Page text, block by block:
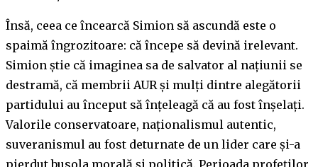
Însă, ceea ce încearcă Simion să ascundă este o
spaimă îngrozitoare: că începe să devină irelevant.
Simion ştie că imaginea sa de salvator al naţiunii se
destramă, că membrii AUR şi mulţi dintre alegătorii
partidului au început să înţeleagă că au fost înşelaţi.
Valorile conservatoare, naţionalismul autentic,
suveranismul au fost deturnate de un lider care şi-a
pierdut busola morală şi politică. Perioada profeţilor